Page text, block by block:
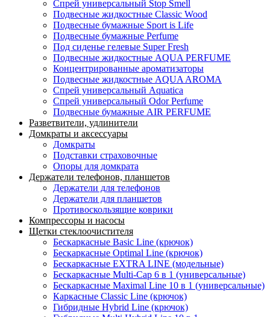
Спрей универсальный Stop Smell
Подвесные жидкостные Classic Wood
Подвесные бумажные Sport is Life
Подвесные бумажные Perfume
Под сиденье гелевые Super Fresh
Подвесные жидкостные AQUA PERFUME
Концентрированные ароматизаторы
Подвесные жидкостные AQUA AROMA
Спрей универсальный Aquatica
Спрей универсальный Odor Perfume
Подвесные бумажные AIR PERFUME
Разветвители, удлинители
Домкраты и аксессуары
Домкраты
Подставки страховочные
Опоры для домкрата
Держатели телефонов, планшетов
Держатели для телефонов
Держатели для планшетов
Противоскользящие коврики
Компрессоры и насосы
Щетки стеклоочистителя
Бескаркасные Basic Line (крючок)
Бескаркасные Optimal Line (крючок)
Бескаркасные EXTRA LINE (модельные)
Бескаркасные Multi-Cap 6 в 1 (универсальные)
Бескаркасные Maximal Line 10 в 1 (универсальные)
Каркасные Classic Line (крючок)
Гибридные Hybrid Line (крючок)